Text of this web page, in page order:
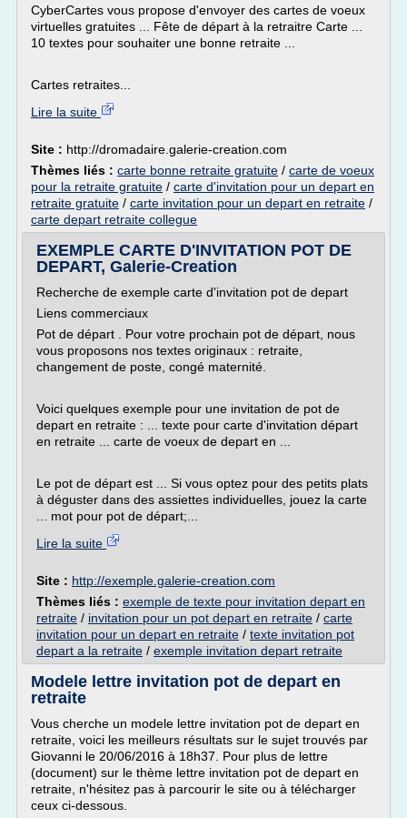
CyberCartes vous propose d'envoyer des cartes de voeux
virtuelles gratuites ... Fête de départ à la retraitre Carte ...
10 textes pour souhaiter une bonne retraite ...
Cartes retraites...
Lire la suite
Site : http://dromadaire.galerie-creation.com
Thèmes liés : carte bonne retraite gratuite / carte de voeux
pour la retraite gratuite / carte d'invitation pour un depart en
retraite gratuite / carte invitation pour un depart en retraite /
carte depart retraite collegue
EXEMPLE CARTE D'INVITATION POT DE
DEPART, Galerie-Creation
Recherche de exemple carte d'invitation pot de depart
Liens commerciaux
Pot de départ . Pour votre prochain pot de départ, nous
vous proposons nos textes originaux : retraite,
changement de poste, congé maternité.
Voici quelques exemple pour une invitation de pot de
depart en retraite : ... texte pour carte d'invitation départ
en retraite ... carte de voeux de depart en ...
Le pot de départ est ... Si vous optez pour des petits plats
à déguster dans des assiettes individuelles, jouez la carte
... mot pour pot de départ;...
Lire la suite
Site : http://exemple.galerie-creation.com
Thèmes liés : exemple de texte pour invitation depart en
retraite / invitation pour un pot depart en retraite / carte
invitation pour un depart en retraite / texte invitation pot
depart a la retraite / exemple invitation depart retraite
Modele lettre invitation pot de depart en
retraite
Vous cherche un modele lettre invitation pot de depart en
retraite, voici les meilleurs résultats sur le sujet trouvés par
Giovanni le 20/06/2016 à 18h37. Pour plus de lettre
(document) sur le thème lettre invitation pot de depart en
retraite, n'hésitez pas à parcourir le site ou à télécharger
ceux ci-dessous.